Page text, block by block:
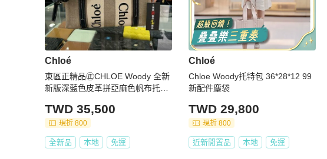
Chloé
東區正精品㊣CHLOE Woody 全新
新版深藍色皮革拼亞麻色帆布托特
Z5836
TWD 35,500
現折 800
全新品 本地 免運
Chloé
Chloe Woody托特包 36*28*12 99
新配件塵袋
TWD 29,800
現折 800
近新閒置品 本地 免運